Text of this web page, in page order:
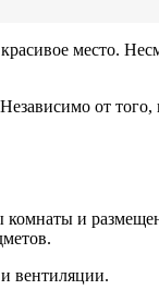
место.
от того,
комнаты и
вентиляции.